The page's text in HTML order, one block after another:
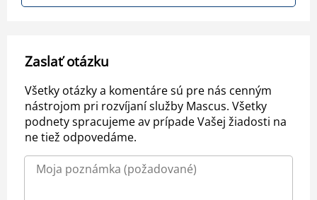
Zaslať otázku
Všetky otázky a komentáre sú pre nás cenným
nástrojom pri rozvíjaní služby Mascus. Všetky
podnety spracujeme av prípade Vašej žiadosti na
ne tiež odpovedáme.